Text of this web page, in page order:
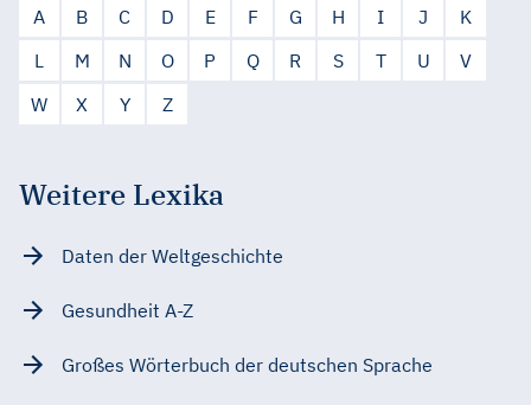
A B C D E F G H I J
K
L
M N O P Q R S T U
V
W
X Y Z
Weitere Lexika
Daten der Weltgeschichte
Gesundheit A-Z
Großes Wörterbuch der deutschen Sprache